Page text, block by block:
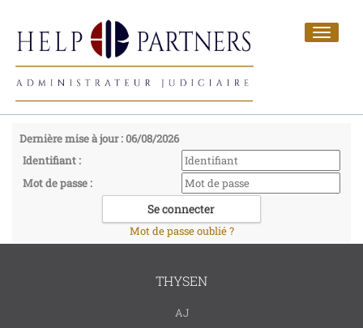
Toggle
Dernière mise à jour : 06/08/2026
Identifiant :
Mot de passe :
Mot de passe oublié ?
THYSEN
AJ